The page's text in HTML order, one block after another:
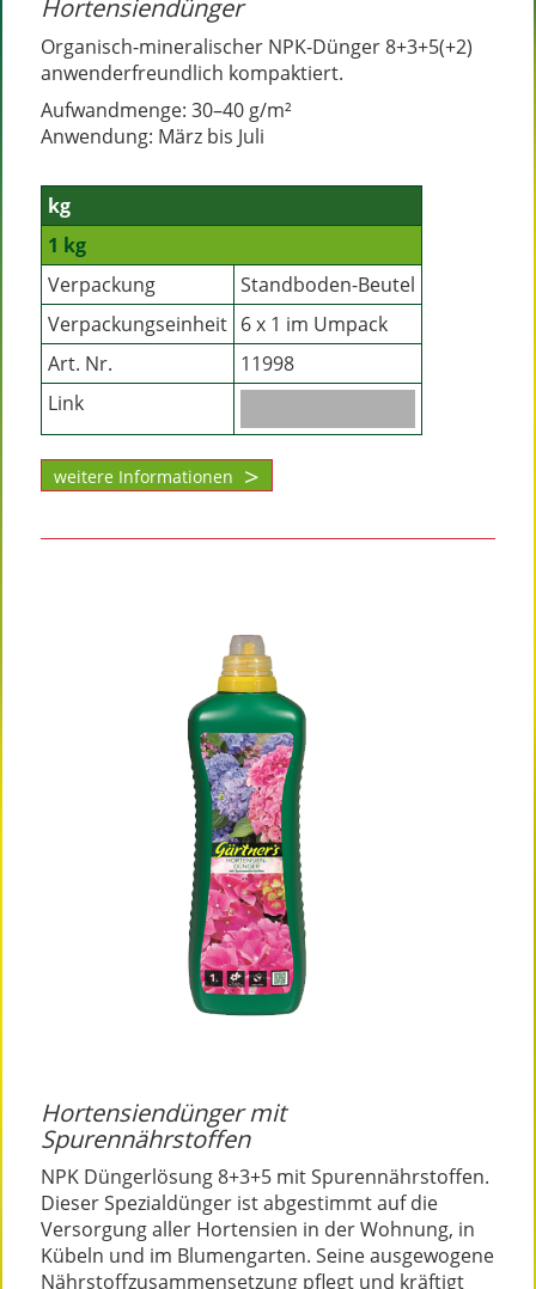
Hortensiendünger
Organisch-mineralischer NPK-Dünger 8+3+5(+2)
anwenderfreundlich kompaktiert.
Aufwandmenge: 30–40 g/m²
Anwendung: März bis Juli
kg
1 kg
Verpackung
Standboden-Beutel
Verpackungseinheit 6 x 1 im Umpack
Art. Nr.
11998
Link
weitere Informationen
Hortensiendünger mit
Spurennährstoffen
NPK Düngerlösung 8+3+5 mit Spurennährstoffen.
Dieser Spezialdünger ist abgestimmt auf die
Versorgung aller Hortensien in der Wohnung, in
Kübeln und im Blumengarten. Seine ausgewogene
Nährstoffzusammensetzung pflegt und kräftigt